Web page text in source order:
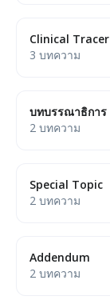
Clinical Tracer
3 บทความ
บทบรรณาธิการ
2 บทความ
Special Topic
2 บทความ
Addendum
2 บทความ